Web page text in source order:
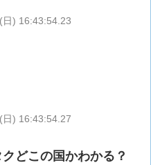
) 16:43:54.23
) 16:43:54.27
どこの国かわかる？